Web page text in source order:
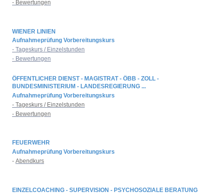
- Bewertungen
WIENER LINIEN
Aufnahmeprüfung Vorbereitungskurs
- Tageskurs / Einzelstunden
- Bewertungen
ÖFFENTLICHER DIENST - MAGISTRAT - ÖBB - ZOLL -
BUNDESMINISTERIUM - LANDESREGIERUNG ...
Aufnahmeprüfung Vorbereitungskurs
- Tageskurs / Einzelstunden
- Bewertungen
FEUERWEHR
Aufnahmeprüfung Vorbereitungskurs
- Abendkurs
EINZELCOACHING - SUPERVISION - PSYCHOSOZIALE BERATUNG